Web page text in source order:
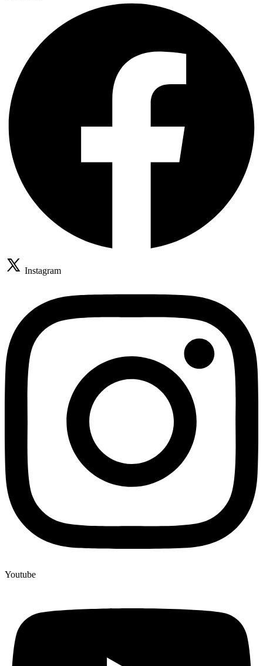
Instagram
Youtube